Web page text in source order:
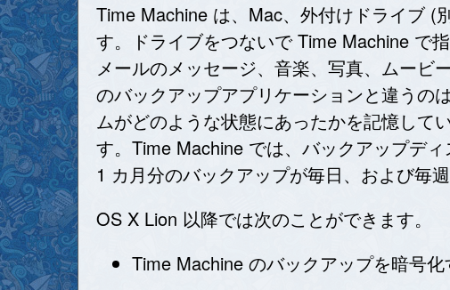
Time Machine は、Mac、外付けドライブ (
す。ドライブをつないで Time Machine で
メールのメッセージ、音楽、写真、ムービ
のバックアップアプリケーションと違うの
ムがどのような状態にあったかを記憶して
す。Time Machine では、バックアップデ
1 カ月分のバックアップが毎日、および毎
OS X Lion 以降では次のことができます。
Time Machine のバックアップを暗号化